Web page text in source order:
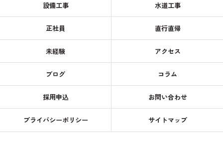
設備工事 水道工事
正社員 直行直帰
未経験 アクセス
ブログ コラム
採用申込 お問い合わせ
プライバシーポリシー サイトマップ